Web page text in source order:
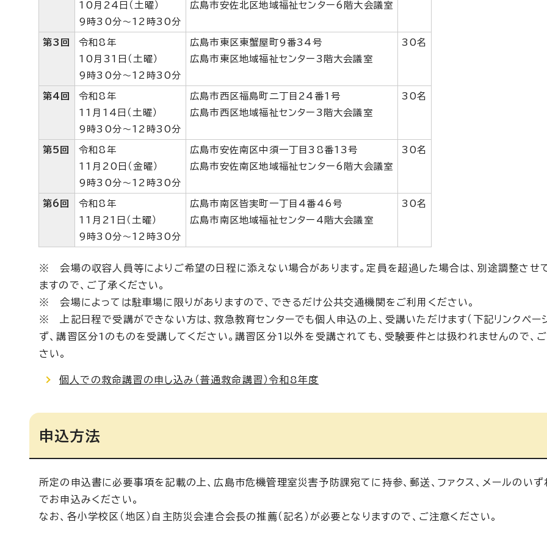
10月24日（土曜）
9時30分～12時30分
広島市安佐北区地域福祉センター6階大会議室
第3回
令和8年
10月31日（土曜）
9時30分～12時30分
広島市東区東蟹屋町9番34号
広島市東区地域福祉センター3階大会議室
30名
第4回
令和8年
11月14日（土曜）
9時30分～12時30分
広島市西区福島町二丁目24番1号
広島市西区地域福祉センター3階大会議室
30名
第5回
令和8年
11月20日（金曜）
9時30分～12時30分
広島市安佐南区中須一丁目38番13号
広島市安佐南区地域福祉センター6階大会議室
30名
第6回
令和8年
11月21日（土曜）
9時30分～12時30分
広島市南区皆実町一丁目4番46号
広島市南区地域福祉センター4階大会議室
30名
※ 会場の収容人員等によりご希望の日程に添えない場合があります。定員を超過した場合は、別途調整させ
ますので、ご了承ください。
※ 会場によっては駐車場に限りがありますので、できるだけ公共交通機関をご利用ください。
※ 上記日程で受講ができない方は、救急教育センターでも個人申込の上、受講いただけます（下記リンクページ
ず、講習区分1のものを受講してください。講習区分1以外を受講されても、受験要件とは扱われませんので、
さい。
個人での救命講習の申し込み（普通救命講習）令和8年度
申込方法
所定の申込書に必要事項を記載の上、広島市危機管理室災害予防課宛てに持参、郵送、ファクス、メールのい
でお申込みください。
なお、各小学校区（地区）自主防災会連合会長の推薦（記名）が必要となりますので、ご注意ください。